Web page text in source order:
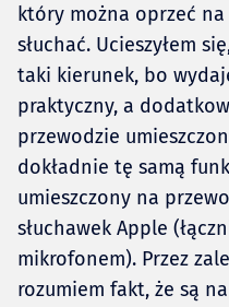
który można oprzeć
słuchać. Ucieszyłem
taki kierunek, bo
praktyczny, a
przewodzie
dokładnie tę samą
umieszczony na
słuchawek Apple
mikrofonem). Przez
rozumiem fakt, że są